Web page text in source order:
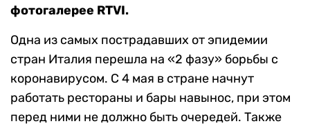
фотогалерее RTVI.
Одна из самых пострадавших от эпидемии
стран Италия перешла на «2 фазу» борьбы с
коронавирусом. С 4 мая в стране начнут
работать рестораны и бары навынос, при этом
перед ними не должно быть очередей. Также